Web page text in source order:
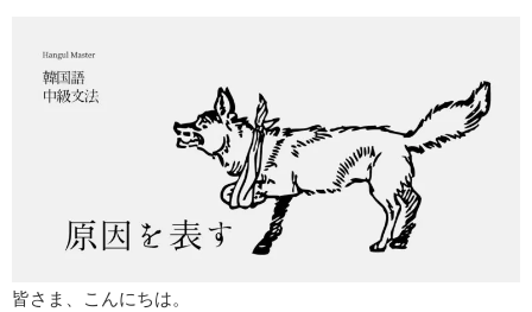
皆さま、こんにちは。